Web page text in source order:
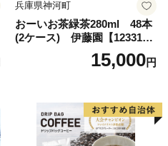
兵庫県神河町
おーいお茶緑茶280ml 48本
(2ケース) 伊藤園【123317
15,000円